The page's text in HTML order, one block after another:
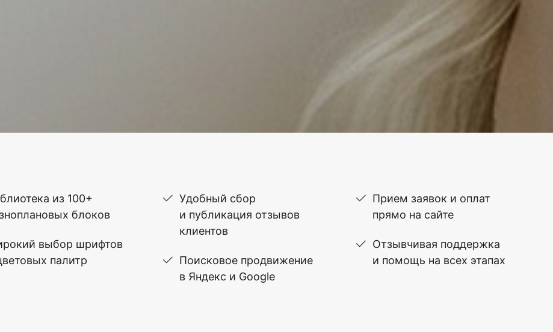
из 100+
блоков
выбор шрифтов
палитр
Удобный сбор
и публикация отзывов
клиентов
Поисковое продвижение
в Яндекс и Google
Прием заявок и оплат
прямо на сайте
Отзывчивая поддержка
и помощь на всех этапах